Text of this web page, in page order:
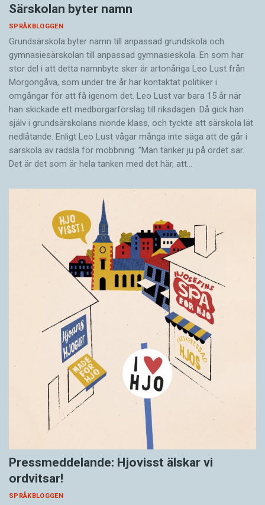
Särskolan byter namn
SPRÅKBLOGGEN
Grundsärskola byter namn till anpassad grundskola och
gymnasiesärskolan till anpassad gymnasieskola. En som har
stor del i att detta namnbyte sker är artonåriga Leo Lust från
Morgongåva, som under tre år har kontaktat politiker i
omgångar för att få igenom det. Leo Lust var bara 15 år när
han skickade ett medborgarförslag till riksdagen. Då gick han
själv i grundsärskolans nionde klass, och tyckte att särskola lät
nedlåtande. Enligt Leo Lust vågar många inte säga att de går i
särskola av rädsla för mobbning: ”Man tänker ju på ordet sär.
Det är det som är hela tanken med det här, att…
Pressmeddelande: Hjovisst älskar vi
ordvitsar!
SPRÅKBLOGGEN